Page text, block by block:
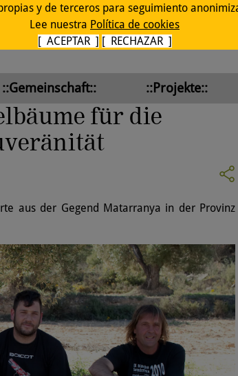
y de terceros para seguimiento
Lee nuestra Política de cookies
[ ACEPTAR ] [ RECHAZAR ]
::Gemeinschaft:: ::Projekte::
für die
aus der Gegend Matarranya in der Provinz